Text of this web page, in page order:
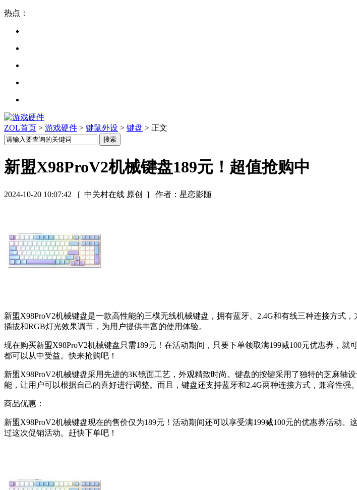
热点：
ZOL首页 > 游戏硬件 > 键鼠外设 > 键盘 > 正文
新盟X98ProV2机械键盘189元！超值抢购中
2024-10-20 10:07:42 [ 中关村在线 原创 ] 作者：星恋影随
新盟X98ProV2机械键盘是一款高性能的三模无线机械键盘，拥有蓝牙、2.4G和有线三种连接方式
插拔和RGB灯光效果调节，为用户提供丰富的使用体验。
现在购买新盟X98ProV2机械键盘只需189元！在活动期间，只要下单领取满199减100元优惠券，
都可以从中受益。快来抢购吧！
新盟X98ProV2机械键盘采用先进的3K镜面工艺，外观精致时尚。键盘的按键采用了独特的芝麻
能，让用户可以根据自己的喜好进行调整。而且，键盘还支持蓝牙和2.4G两种连接方式，兼容性强。
商品优惠：
新盟X98ProV2机械键盘现在的售价仅为189元！活动期间还可以享受满199减100元的优惠券活动
过这次促销活动。赶快下单吧！